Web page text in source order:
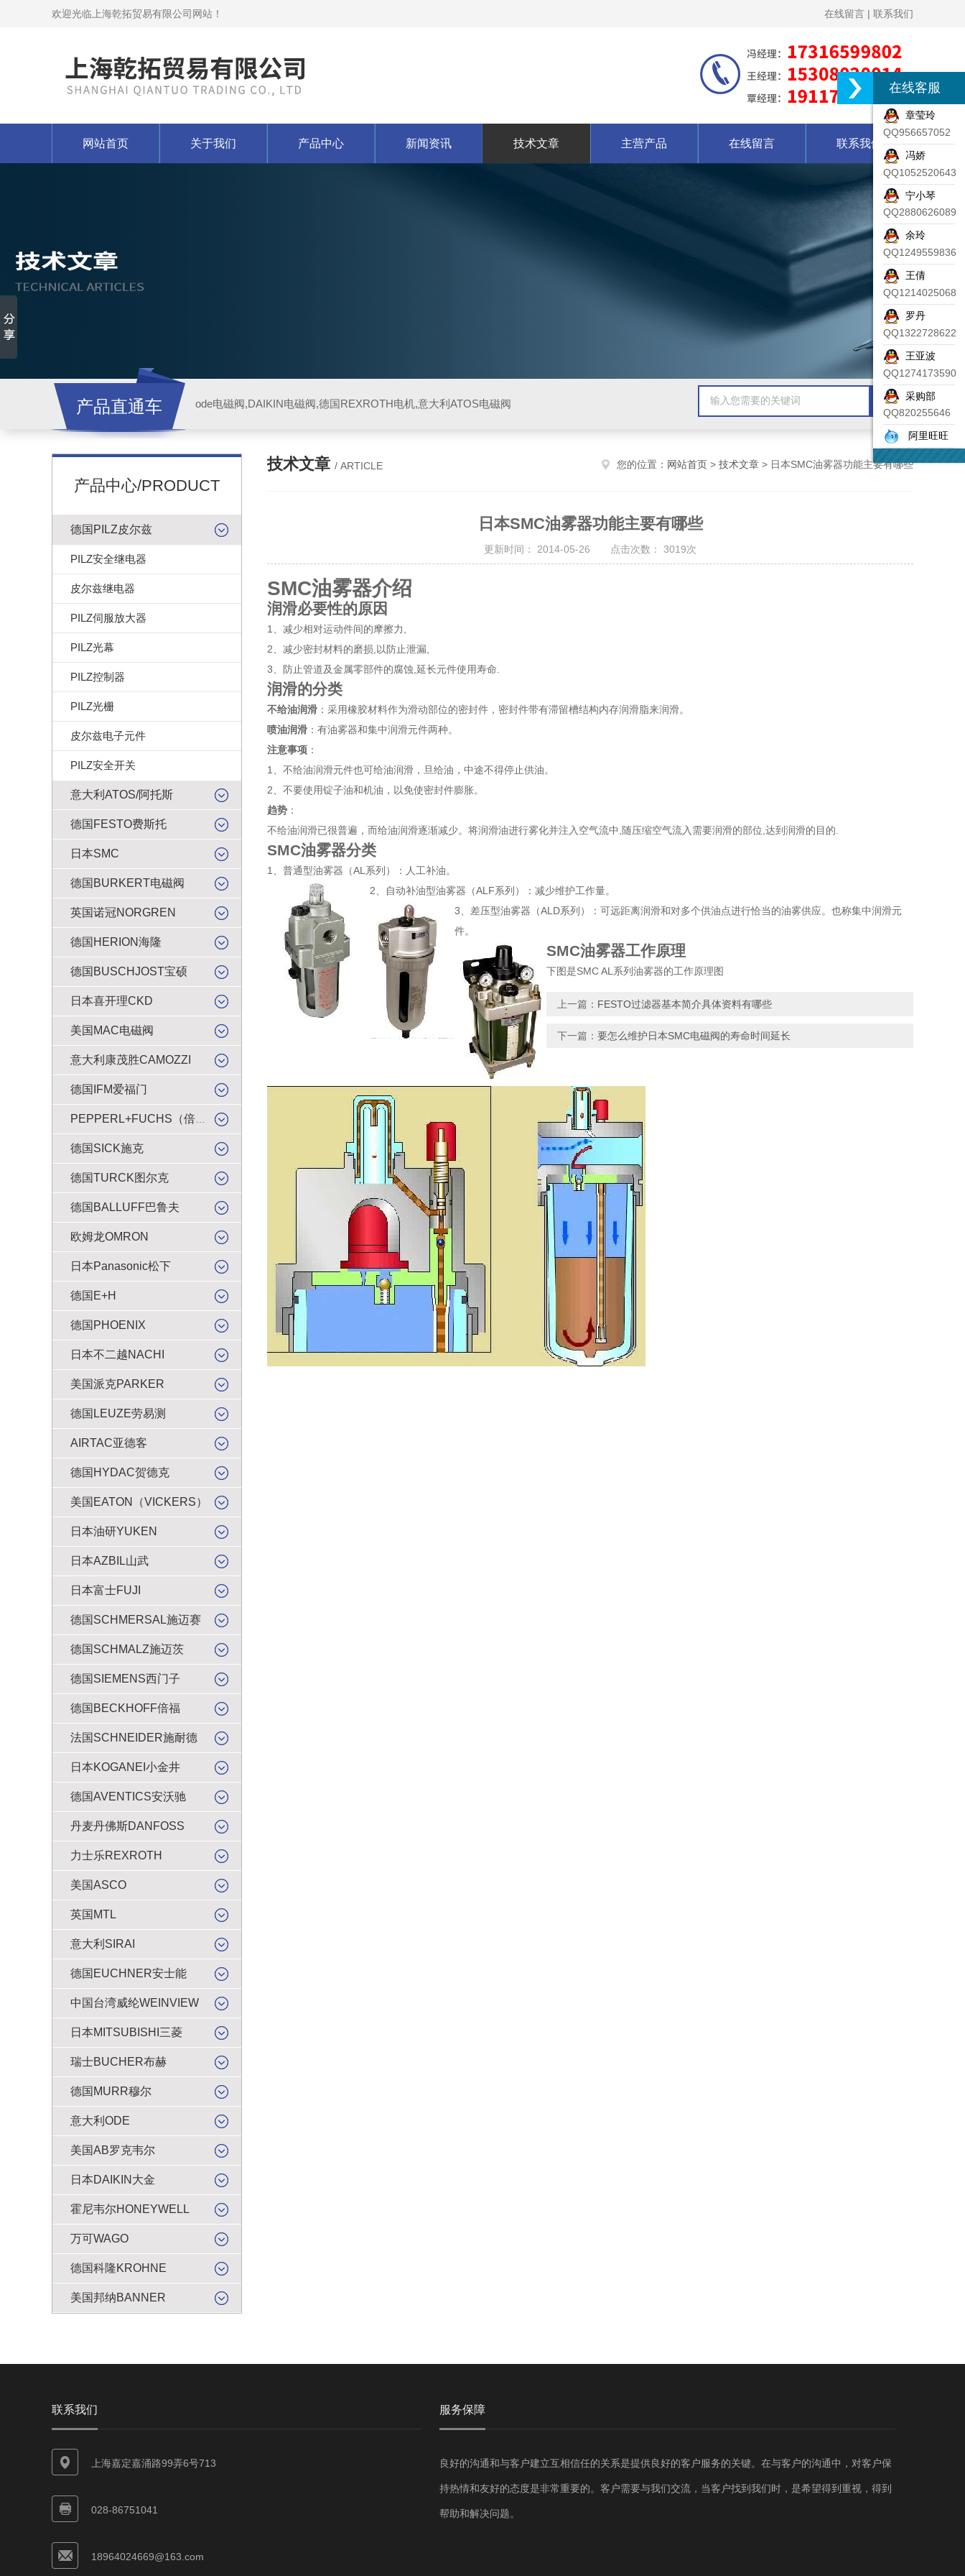
欢迎光临上海乾拓贸易有限公司网站！ 在线留言 | 联系我们
网站首页 关于我们 产品中心 新闻资讯 技术文章 主营产品 在线留言 联系我们
产品直通车 ode电磁阀,DAIKIN电磁阀,德国REXROTH电机,意大利ATOS电磁阀
产品中心/PRODUCT
德国PILZ皮尔兹
PILZ安全继电器
皮尔兹继电器
PILZ伺服放大器
PILZ光幕
PILZ控制器
PILZ光栅
皮尔兹电子元件
PILZ安全开关
意大利ATOS/阿托斯
德国FESTO费斯托
日本SMC
德国BURKERT电磁阀
英国诺冠NORGREN
德国HERION海隆
德国BUSCHJOST宝硕
日本喜开理CKD
美国MAC电磁阀
意大利康茂胜CAMOZZI
德国IFM爱福门
德国SICK施克
德国TURCK图尔克
德国BALLUFF巴鲁夫
欧姆龙OMRON
日本Panasonic松下
德国E+H
德国PHOENIX
日本不二越NACHI
美国派克PARKER
德国LEUZE劳易测
AIRTAC亚德客
德国HYDAC贺德克
美国EATON（VICKERS）
日本油研YUKEN
日本AZBIL山武
日本富士FUJI
德国SCHMERSAL施迈赛
德国SCHMALZ施迈茨
德国SIEMENS西门子
德国BECKHOFF倍福
法国SCHNEIDER施耐德
日本KOGANEI小金井
德国AVENTICS安沃驰
丹麦丹佛斯DANFOSS
力士乐REXROTH
美国ASCO
英国MTL
意大利SIRAI
德国EUCHNER安士能
中国台湾威纶WEINVIEW
日本MITSUBISHI三菱
瑞士BUCHER布赫
德国MURR穆尔
意大利ODE
美国AB罗克韦尔
日本DAIKIN大金
霍尼韦尔HONEYWELL
万可WAGO
德国科隆KROHNE
美国邦纳BANNER
技术文章 / ARTICLE 您的位置： 网站首页 > 技术文章 > 日本SMC油雾器功能主要有哪些
日本SMC油雾器功能主要有哪些
更新时间： 2014-05-26 点击次数： 3019次
SMC油雾器介绍
润滑必要性的原因
1、减少相对运动件间的摩擦力,
2、减少密封材料的磨损,以防止泄漏,
3、防止管道及金属零部件的腐蚀,延长元件使用寿命.
润滑的分类
不给油润滑 ：采用橡胶材料作为滑动部位的密封件，密封件带有滞留槽结构内存润滑脂来润滑。
喷油润滑 ：有油雾器和集中润滑元件两种。
注意事项 ：
1、不给油润滑元件也可给油润滑，旦给油，中途不得停止供油。
2、不要使用锭子油和机油，以免使密封件膨胀。
趋势 ：
不给油润滑已很普遍，而给油润滑逐渐减少。将润滑油进行雾化并注入空气流中,随压缩空气流入需要润滑的部位,达到润滑的目的.
SMC油雾器分类
1、普通型油雾器（AL系列）：人工补油。
2、自动补油型油雾器（ALF系列）：减少维护工作量。
3、差压型油雾器（ALD系列）：可远距离润滑和对多个供油点进行恰当的油雾供应。也称集中润滑元
件。
SMC油雾器工作原理
下图是SMC AL系列油雾器的工作原理图
上一篇： FESTO过滤器基本简介具体资料有哪些
下一篇： 要怎么维护日本SMC电磁阀的寿命时间延长
联系我们
上海嘉定嘉涌路99弄6号713
028-86751041
18964024669@163.com
服务保障
良好的沟通和与客户建立互相信任的关系是提供良好的客户服务的关键。在与客户的沟通中，对客户保
持热情和友好的态度是非常重要的。客户需要与我们交流，当客户找到我们时，是希望得到重视，得到
帮助和解决问题。
在线客服
章莹玲
QQ956657052
冯娇
QQ1052520643
宁小琴
QQ2880626089
余玲
QQ1249559836
王倩
QQ1214025068
罗丹
QQ1322728622
王亚波
QQ1274173590
采购部
QQ820255646
阿里旺旺